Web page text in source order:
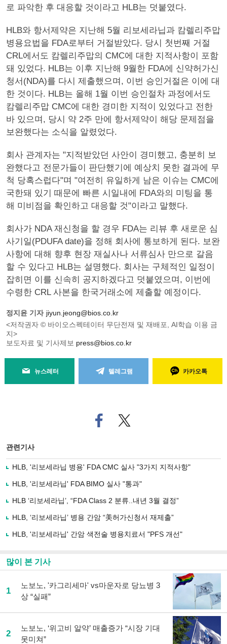
로 파악한 후 대응할 것이라고 HLB는 덧붙였다.
HLB와 항서제약은 지난해 5월 리보세라닙과 캄렐리주맙
병용요법을 FDA로부터 거절받았다. 당시 첫번째 거절
CRL에서도 캄렐리주맙의 CMC에 대한 지적사항이 포함
돼 있었다. HLB는 이후 지난해 9월한 FDA에 신약허가신
청서(NDA)를 다시 제출했으며, 이번 승인거절은 이에 대
한 것이다. HLB는 올해 1월 이번 승인절차 과정에서도
캄렐리주맙 CMC에 대한 경미한 지적이 있었다고 전한
바 있으며, 당시 약 2주 만에 항서제약이 해당 문제점을
보완했다는 소식을 알렸었다.
회사 관계자는 "지적받았던 사안이 경미했고, 충분히 보
완했다고 전문가들이 판단했기에 예상치 못한 결과에 무
척 당혹스럽다"며 "여전히 유일하게 남은 이슈는 CMC에
국한돼 있기 때문에 빠른 시일내에 FDA와의 미팅을 통
해 미비점을 확인하고 대응할 것"이라고 말했다.
회사가 NDA 재신청을 할 경우 FDA는 리뷰 후 새로운 심
사기일(PDUFA date)을 정해 회사에 통보하게 된다. 보완
사항에 대해 향후 현장 재실사나 서류심사 만으로 갈음
할 수 있다고 HLB는 설명했다. 회사는 구체적인 일정이
잡히면 이를 신속히 공지하겠다고 덧붙였으며, 이번에
수령한 CRL 사본을 한국거래소에 제출할 예정이다.
정지윤 기자 jiyun.jeong@bios.co.kr
<저작권자 © 바이오스펙테이터 무단전재 및 재배포, AI학습 이용 금
지>
보도자료 및 기사제보 press@bios.co.kr
뉴스레터 텔레그램 카카오톡
페
이
로
사
유
기
트위
터로
관련기사
HLB, '리보세라닙 병용' FDA CMC 실사 "3가지 지적사항"
HLB, '리보세라닙' FDA BIMO 실사 "통과"
HLB ‘리보세라닙’, “FDA Class 2 분류..내년 3월 결정”
HLB, ‘리보세라닙’ 병용 간암 “美허가신청서 재제출”
HLB, '리보세라닙' 간암 색전술 병용치료서 "PFS 개선"
많이 본 기사
1
노보노, '카그리세마' vs마운자로 당뇨병 3
상 “실패”
2
노보노, ‘위고비 알약’ 매출증가 “시장 기대
못미쳐”